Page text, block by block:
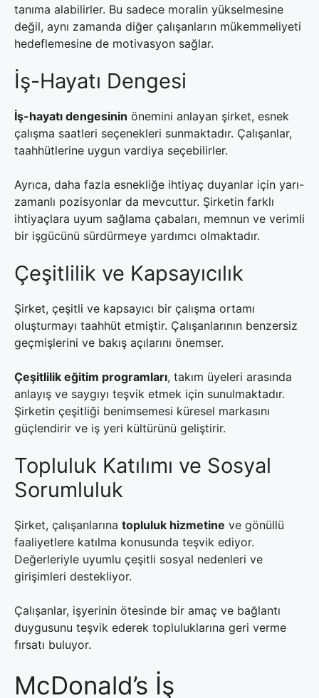
tanıma alabilirler. Bu sadece moralin yükselmesine
değil, aynı zamanda diğer çalışanların mükemmeliyeti
hedeflemesine de motivasyon sağlar.
İş-Hayatı Dengesi
İş-hayatı dengesinin önemini anlayan şirket, esnek
çalışma saatleri seçenekleri sunmaktadır. Çalışanlar,
taahhütlerine uygun vardiya seçebilirler.
Ayrıca, daha fazla esnekliğe ihtiyaç duyanlar için yarı-
zamanlı pozisyonlar da mevcuttur. Şirketin farklı
ihtiyaçlara uyum sağlama çabaları, memnun ve verimli
bir işgücünü sürdürmeye yardımcı olmaktadır.
Çeşitlilik ve Kapsayıcılık
Şirket, çeşitli ve kapsayıcı bir çalışma ortamı
oluşturmayı taahhüt etmiştir. Çalışanlarının benzersiz
geçmişlerini ve bakış açılarını önemser.
Çeşitlilik eğitim programları, takım üyeleri arasında
anlayış ve saygıyı teşvik etmek için sunulmaktadır.
Şirketin çeşitliği benimsemesi küresel markasını
güçlendirir ve iş yeri kültürünü geliştirir.
Topluluk Katılımı ve Sosyal
Sorumluluk
Şirket, çalışanlarına topluluk hizmetine ve gönüllü
faaliyetlere katılma konusunda teşvik ediyor.
Değerleriyle uyumlu çeşitli sosyal nedenleri ve
girişimleri destekliyor.
Çalışanlar, işyerinin ötesinde bir amaç ve bağlantı
duygusunu teşvik ederek topluluklarına geri verme
fırsatı buluyor.
McDonald’s İş